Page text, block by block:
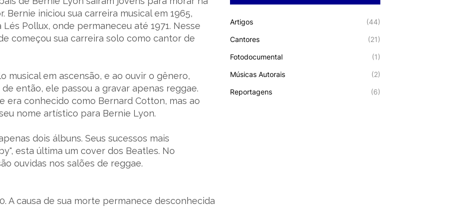
Bernie iniciou sua carreira musical em 1965,
Pollux, onde permaneceu até 1971. Nesse
começou sua carreira solo como cantor de
musical em ascensão, e ao ouvir o gênero,
então, ele passou a gravar apenas reggae.
era conhecido como Bernard Cotton, mas ao
nome artístico para Bernie Lyon.
dois álbuns. Seus sucessos mais
esta última um cover dos Beatles. No
ouvidas nos salões de reggae.
A causa de sua morte permanece desconhecida
Artigos (44)
Cantores (21)
Fotodocumental (1)
Músicas Autorais (2)
Reportagens (6)